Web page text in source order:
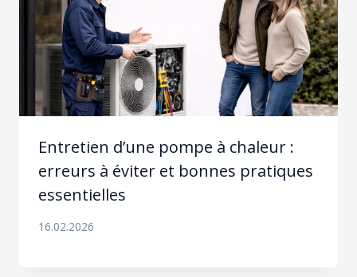
Entretien d’une pompe à chaleur :
erreurs à éviter et bonnes pratiques
essentielles
16.02.2026